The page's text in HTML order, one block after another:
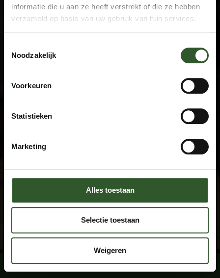
informatie die u aan ze heeft verstrekt of die ze hebben
verzameld op basis van uw gebruik van hun services.
Noodzakelijk
Voorkeuren
Statistieken
Marketing
Alles toestaan
Selectie toestaan
Weigeren
By using this website, you agree with the
cookie conditions.
Join as a masseur
About us
Terms and Conditions
Disclaimer
+31 (0)615674769
info@masseuraandedeur.nl
Stay connected
Facebook
Book a massage